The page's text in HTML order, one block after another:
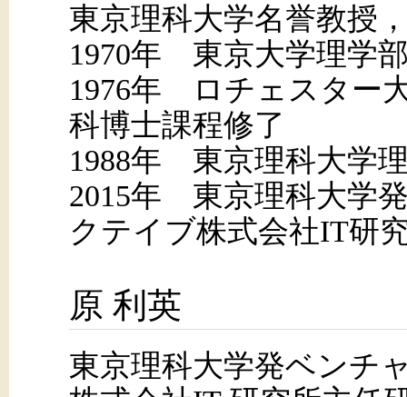
東京理科大学名誉教授
1970年 東京大学理学
1976年 ロチェスター
科博士課程修了
1988年 東京理科大学
2015年 東京理科大学
クテイブ株式会社IT研
原 利英
東京理科大学発ベンチ